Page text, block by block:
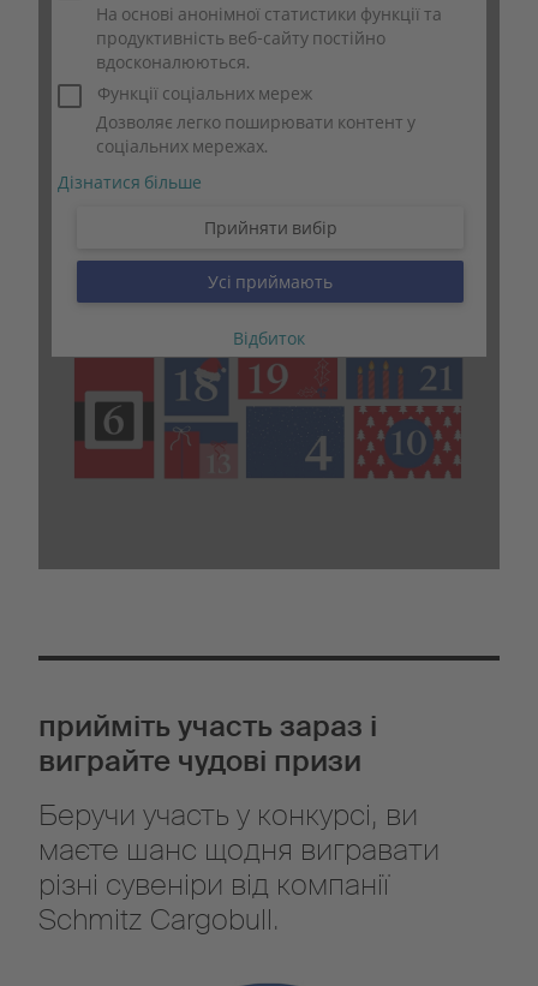
прийміть участь зараз і
виграйте чудові призи
Беручи участь у конкурсі, ви
маєте шанс щодня вигравати
різні сувеніри від компанії
Schmitz Cargobull.